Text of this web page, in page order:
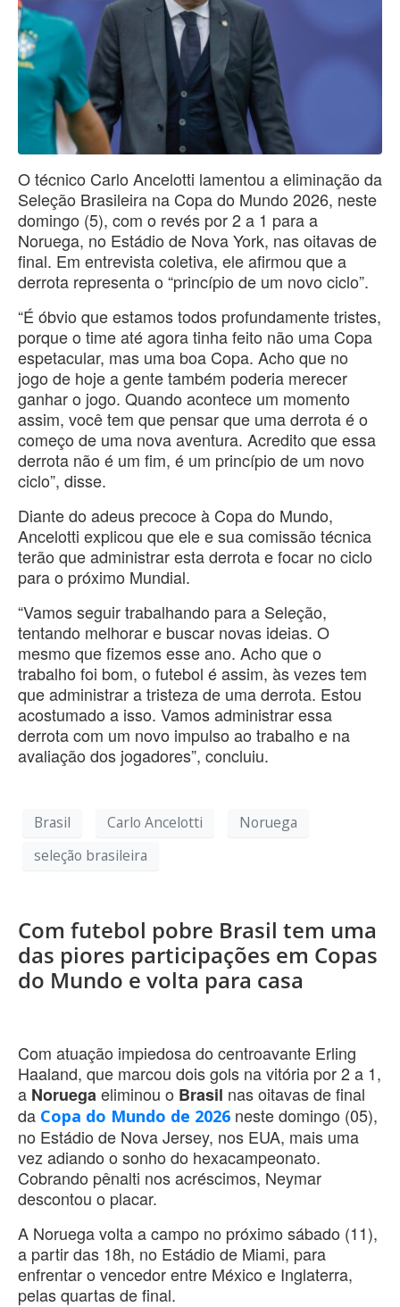
O técnico Carlo Ancelotti lamentou a eliminação da
Seleção Brasileira na Copa do Mundo 2026, neste
domingo (5), com o revés por 2 a 1 para a
Noruega, no Estádio de Nova York, nas oitavas de
final. Em entrevista coletiva, ele afirmou que a
derrota representa o “princípio de um novo ciclo”.
“É óbvio que estamos todos profundamente tristes,
porque o time até agora tinha feito não uma Copa
espetacular, mas uma boa Copa. Acho que no
jogo de hoje a gente também poderia merecer
ganhar o jogo. Quando acontece um momento
assim, você tem que pensar que uma derrota é o
começo de uma nova aventura. Acredito que essa
derrota não é um fim, é um princípio de um novo
ciclo”, disse.
Diante do adeus precoce à Copa do Mundo,
Ancelotti explicou que ele e sua comissão técnica
terão que administrar esta derrota e focar no ciclo
para o próximo Mundial.
“Vamos seguir trabalhando para a Seleção,
tentando melhorar e buscar novas ideias. O
mesmo que fizemos esse ano. Acho que o
trabalho foi bom, o futebol é assim, às vezes tem
que administrar a tristeza de uma derrota. Estou
acostumado a isso. Vamos administrar essa
derrota com um novo impulso ao trabalho e na
avaliação dos jogadores”, concluiu.
Brasil Carlo Ancelotti
Noruega
seleção brasileira
Com futebol pobre Brasil tem uma
das piores participações em Copas
do Mundo e volta para casa
Com atuação impiedosa do centroavante Erling
Haaland, que marcou dois gols na vitória por 2 a 1,
a Noruegaeliminou o Brasil nas oitavas de final
da Copa do Mundo de 2026 neste domingo (05),
no Estádio de Nova Jersey, nos EUA, mais uma
vez adiando o sonho do hexacampeonato.
Cobrando pênalti nos acréscimos, Neymar
descontou o placar.
A Noruega volta a campo no próximo sábado (11),
a partir das 18h, no Estádio de Miami, para
enfrentar o vencedor entre México e Inglaterra,
pelas quartas de final.